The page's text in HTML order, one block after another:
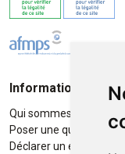
Informations
Qui sommes-nous ?
Poser une question
Déclarer un effet